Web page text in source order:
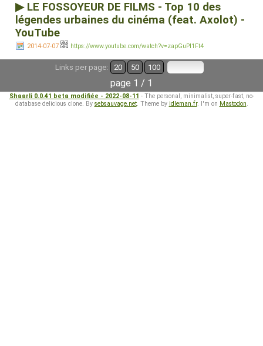
▶ LE FOSSOYEUR DE FILMS - Top 10 des
légendes urbaines du cinéma (feat. Axolot) -
YouTube
2014-07-07 https://www.youtube.com/watch?v=zapGuPI1Ft4
Links per page: 20 50 100
page 1 / 1
Shaarli 0.0.41 beta modifiée - 2022-08-11 - The personal, minimalist, super-fast, no-
database delicious clone. By sebsauvage.net. Theme by idleman.fr. I'm on Mastodon.